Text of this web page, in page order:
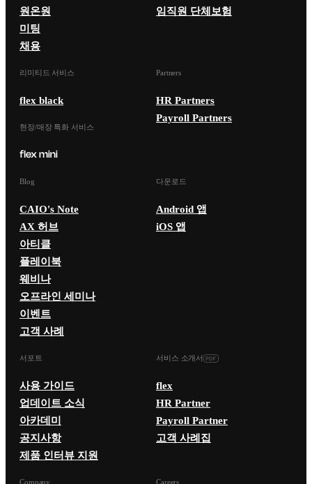
원온원
미팅
채용
임직원 단체보험
리미티드 서비스
flex black
현장/매장 특화 서비스
Partners
HR Partners
Payroll Partners
Blog
CAIO's Note
AX 허브
아티클
플레이북
웨비나
오프라인 세미나
이벤트
고객 사례
다운로드
Android 앱
iOS 앱
서포트
사용 가이드
업데이트 소식
아카데미
공지사항
제품 인터뷰 지원
서비스 소개서
flex
HR Partner
Payroll Partner
고객 사례집
Company Careers